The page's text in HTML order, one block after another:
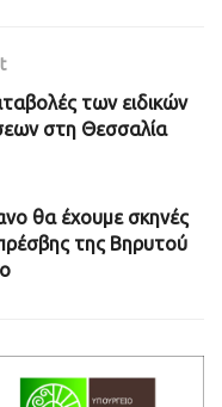
των ειδικών
στη Θεσσαλία
θα έχουμε σκηνές
της Βηρυτού